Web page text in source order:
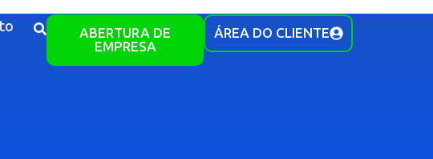
ABERTURA DE
EMPRESA
ÁREA DO CLIENTE